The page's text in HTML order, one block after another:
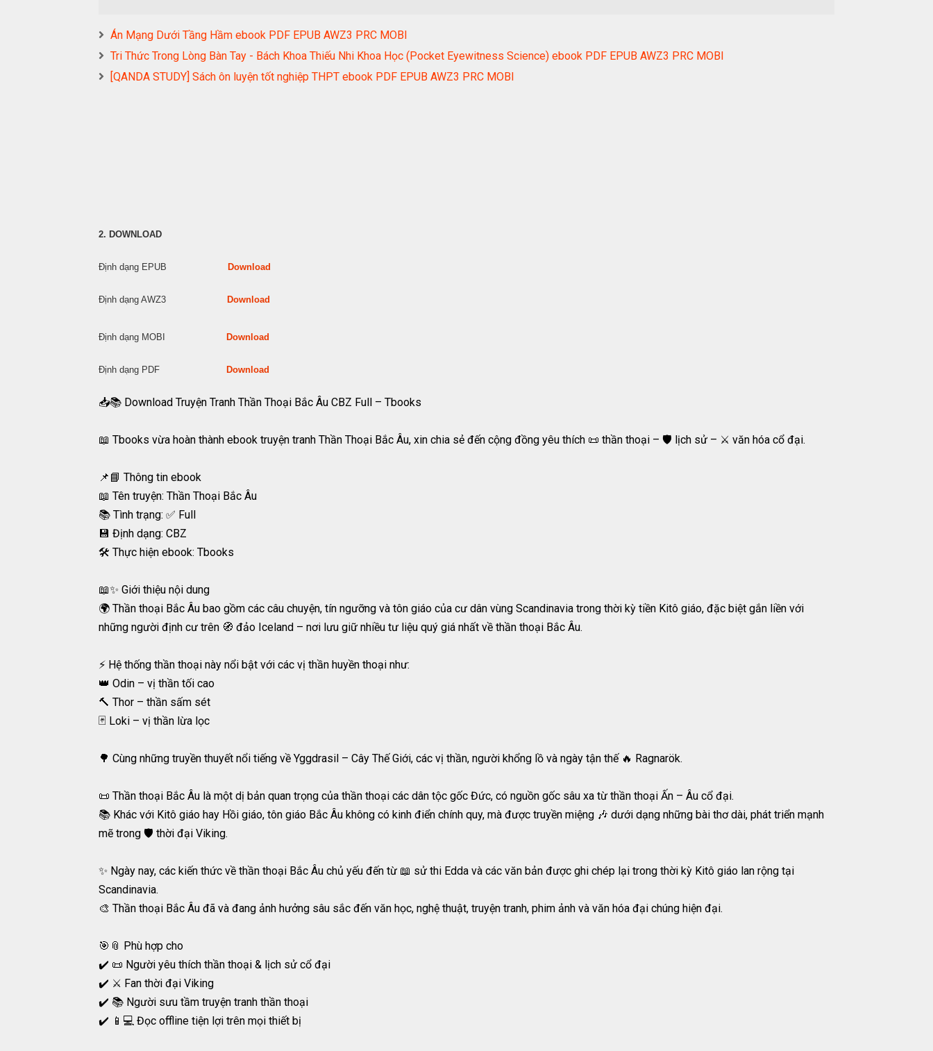
Án Mạng Dưới Tầng Hầm ebook PDF EPUB AWZ3 PRC MOBI
Tri Thức Trong Lòng Bàn Tay - Bách Khoa Thiếu Nhi Khoa Học (Pocket Eyewitness Science) ebook PDF EPUB AWZ3 PRC MOBI
[QANDA STUDY] Sách ôn luyện tốt nghiệp THPT ebook PDF EPUB AWZ3 PRC MOBI
2. DOWNLOAD
Định dạng EPUB Download
Định dạng AWZ3 Download
Định dạng MOBI Download
Định dạng PDF Download
📥📚 Download Truyện Tranh Thần Thoại Bắc Âu CBZ Full – Tbooks
📖 Tbooks vừa hoàn thành ebook truyện tranh Thần Thoại Bắc Âu, xin chia sẻ đến cộng đồng yêu thích 📜 thần thoại – 🛡️ lịch sử – ⚔️ văn hóa cổ đại.
📌📘 Thông tin ebook
📖 Tên truyện: Thần Thoại Bắc Âu
📚 Tình trạng: ✅ Full
💾 Định dạng: CBZ
🛠️ Thực hiện ebook: Tbooks
📖✨ Giới thiệu nội dung
🌍 Thần thoại Bắc Âu bao gồm các câu chuyện, tín ngưỡng và tôn giáo của cư dân vùng Scandinavia trong thời kỳ tiền Kitô giáo, đặc biệt gắn liền với
những người định cư trên 🧭 đảo Iceland – nơi lưu giữ nhiều tư liệu quý giá nhất về thần thoại Bắc Âu.
⚡ Hệ thống thần thoại này nổi bật với các vị thần huyền thoại như:
👑 Odin – vị thần tối cao
🔨 Thor – thần sấm sét
🃏 Loki – vị thần lừa lọc
🌳 Cùng những truyền thuyết nổi tiếng về Yggdrasil – Cây Thế Giới, các vị thần, người khổng lồ và ngày tận thế 🔥 Ragnarök.
📜 Thần thoại Bắc Âu là một dị bản quan trọng của thần thoại các dân tộc gốc Đức, có nguồn gốc sâu xa từ thần thoại Ấn – Âu cổ đại.
📚 Khác với Kitô giáo hay Hồi giáo, tôn giáo Bắc Âu không có kinh điển chính quy, mà được truyền miệng 🎶 dưới dạng những bài thơ dài, phát triển mạnh
mẽ trong 🛡️ thời đại Viking.
✨ Ngày nay, các kiến thức về thần thoại Bắc Âu chủ yếu đến từ 📖 sử thi Edda và các văn bản được ghi chép lại trong thời kỳ Kitô giáo lan rộng tại
Scandinavia.
🎨 Thần thoại Bắc Âu đã và đang ảnh hưởng sâu sắc đến văn học, nghệ thuật, truyện tranh, phim ảnh và văn hóa đại chúng hiện đại.
🎯📎 Phù hợp cho
✔️ 📜 Người yêu thích thần thoại & lịch sử cổ đại
✔️ ⚔️ Fan thời đại Viking
✔️ 📚 Người sưu tầm truyện tranh thần thoại
✔️ 📱💻 Đọc offline tiện lợi trên mọi thiết bị